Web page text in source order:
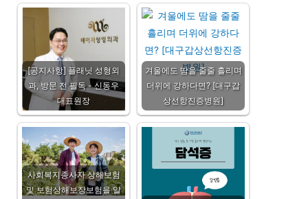
[공지사항] 플래닛 성형외
과, 방문 전 필독 - 신동우
대표원장
겨울에도 땀을 줄줄 흘리며
더위에 강하다면? [대구갑
상선항진증병원]
사회복지종사자 상해보험
및 보험상해보장보험을 알